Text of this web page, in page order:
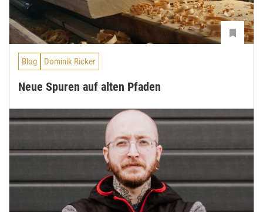
Blog Dominik Ricker
Neue Spuren auf alten Pfaden